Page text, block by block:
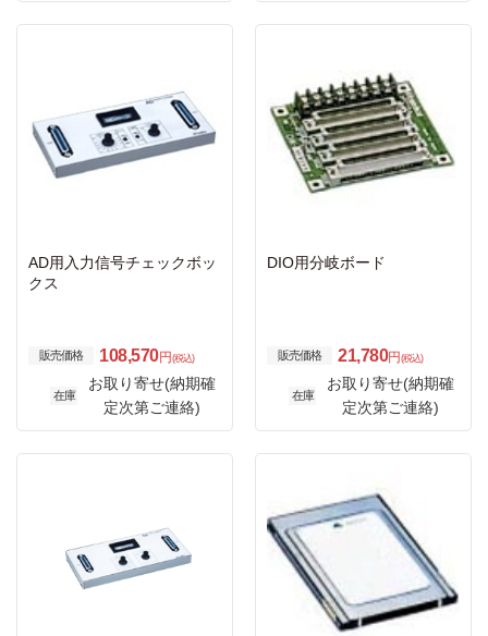
AD用入力信号チェックボッ
クス
販売価格 108,570円 (税込)
在庫
お取り寄せ(納期確
定次第ご連絡)
DIO用分岐ボード
販売価格 21,780円 (税込)
在庫
お取り寄せ(納期確
定次第ご連絡)